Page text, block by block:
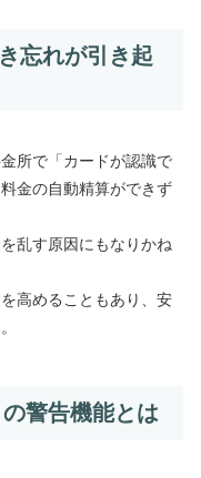
忘れが引き起
所で「カードが認識で
金の自動精算ができず
乱す原因にもなりかね
高めることもあり、安
警告機能とは